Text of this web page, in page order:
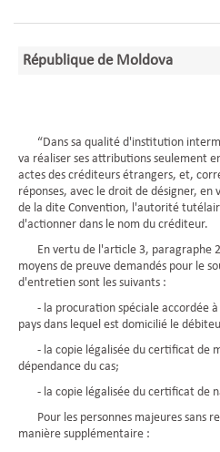
République de Moldova
“Dans sa qualité d'institution
va réaliser ses attributions seulement
actes des créditeurs étrangers, et,
réponses, avec le droit de désigner,
de la dite Convention, l'autorité
d'actionner dans le nom du créditeur.
En vertu de l'article 3, paragraphe 2
moyens de preuve demandés pour le
d'entretien sont les suivants :
- la procuration spéciale accordée
pays dans lequel est domicilié le
- la copie légalisée du certificat de
dépendance du cas;
- la copie légalisée du certificat de
Pour les personnes majeures sans
manière supplémentaire :